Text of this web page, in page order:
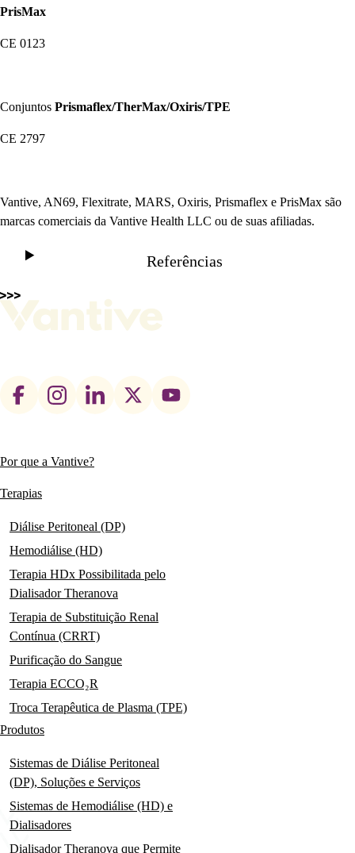
PrisMax
CE 0123
Conjuntos Prismaflex/TherMax/Oxiris/TPE
CE 2797
Vantive, AN69, Flexitrate, MARS, Oxiris, Prismaflex e PrisMax são
marcas comerciais da Vantive Health LLC ou de suas afiliadas.
Referências
Footer
Main
navigation
Por que a Vantive?
Terapias
Diálise Peritoneal (DP)
Hemodiálise (HD)
Terapia HDx Possibilitada pelo
Dialisador Theranova
Terapia de Substituição Renal
Contínua (CRRT)
Purificação do Sangue
Terapia ECCO₂R
Troca Terapêutica de Plasma (TPE)
Produtos
Sistemas de Diálise Peritoneal
(DP), Soluções e Serviços
Sistemas de Hemodiálise (HD) e
Dialisadores
Dialisador Theranova que Permite